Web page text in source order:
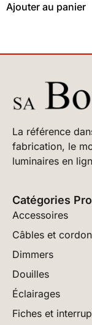
Ajouter au panier
La référence
fabrication, le
luminaires en
Catégories
Accessoires
Câbles et
Dimmers
Douilles
Éclairages
Fiches et